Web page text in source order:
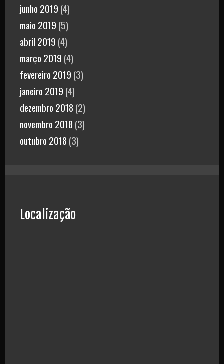
junho 2019 (4)
maio 2019 (5)
abril 2019 (4)
março 2019 (4)
fevereiro 2019 (3)
janeiro 2019 (4)
dezembro 2018 (2)
novembro 2018 (3)
outubro 2018 (3)
Localização